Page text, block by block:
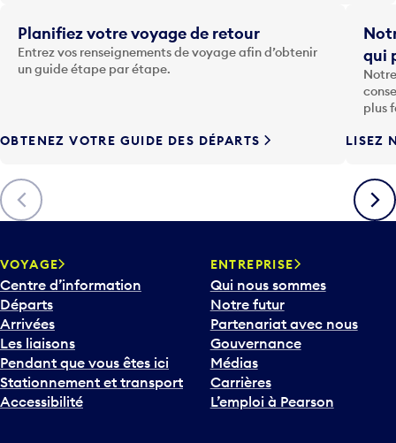
t
o
u
F
è
c
h
v
e
r
s
l
e
b
a
Précédent
Planifiez votre voyage de retour
Entrez vos renseignements de voyage afin d’obtenir
un guide étape par étape.
OBTENEZ VOTRE GUIDE DES DÉPARTS
qui
plus
LISEZ
VOYAGE
Centre d’information
Départs
Arrivées
Les liaisons
Pendant que vous êtes ici
Stationnement et transport
Accessibilité
ENTREPRISE
Qui nous sommes
Notre futur
Partenariat avec nous
Gouvernance
Médias
Carrières
L’emploi à Pearson